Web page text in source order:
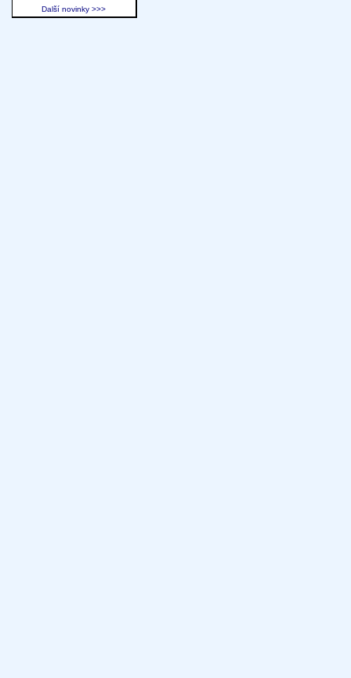
Další novinky >>>